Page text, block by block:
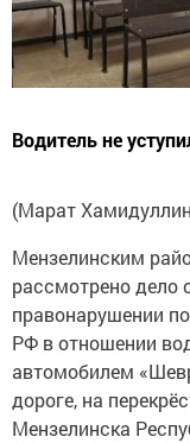
Водитель не
(Марат
Мензелинским
рассмотрено дело
правонарушении
РФ в отношении
автомобилем
дороге, на
Мензелинска